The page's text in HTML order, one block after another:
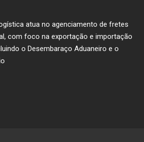
atua no agenciamento de fretes
com foco na exportação e importação
o Desembaraço Aduaneiro e o